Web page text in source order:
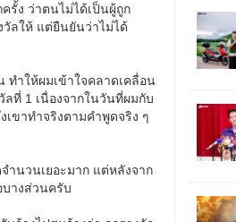
รั้ง ว่าตนไม่ได้เป็นผู้ถูก
วัลให้ แต่ยืนยันว่าไม่ได้
ทำให้ผมเข้าใจคลาดเคลื่อน
ที่ 1 เนื่องจากในวันที่ผมกับ
ขาทำจริงตามคำพูดจริง ๆ
ำนวนเยอะมาก แต่หลังจาก
างส่วนครับ